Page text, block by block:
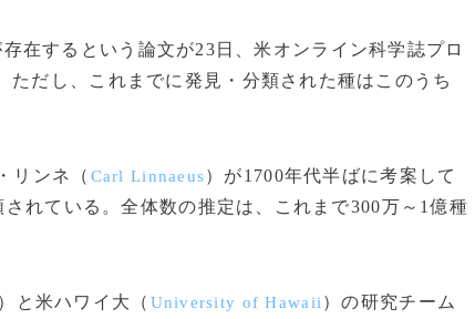
在するという論文が23日、米オンライン科学誌プロ
ただし、これまでに発見・分類された種はこのうち
リンネ（ Carl Linnaeus）が1700年代半ばに考案して
れている。全体数の推定は、これまで300万～1億種
）と米ハワイ大（ University of Hawaii ）の研究チーム